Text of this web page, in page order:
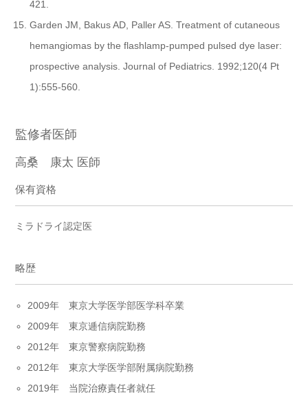
421.
Garden JM, Bakus AD, Paller AS. Treatment of cutaneous
hemangiomas by the flashlamp-pumped pulsed dye laser:
prospective analysis. Journal of Pediatrics. 1992;120(4 Pt
1):555-560.
監修者医師
高桑 康太 医師
保有資格
ミラドライ認定医
略歴
2009年 東京大学医学部医学科卒業
2009年 東京逓信病院勤務
2012年 東京警察病院勤務
2012年 東京大学医学部附属病院勤務
2019年 当院治療責任者就任